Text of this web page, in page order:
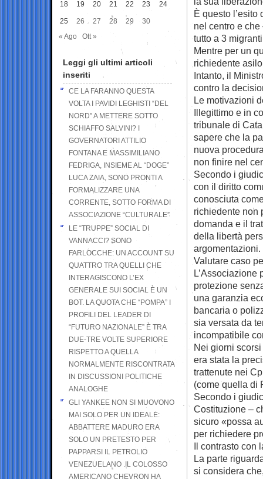
È questo
nel centro e
tutto a 3
Mentre per un
richiedente
Intanto, il
contro la
Le motivazioni
Illegittimo e in
tribunale di
sapere che la
nuova
non finire nel
Secondo i
con il diritto
conosciuta
richiedente non
domanda e il
della libertà
argomentazioni.
Valutare caso
L’Associazione
protezione
una garanzia
bancaria o
sia versata da
incompatibile
Nei giorni
era stata la
trattenute nei
(come quella di
Secondo i
Costituzione –
sicuro «possa
per richiedere
Il contrasto con
La parte
si considera
18 19 20 21 22 23 24
25 26 27 28 29
30
« Ago
Ott »
Leggi gli ultimi articoli
inseriti
CE LA FARANNO QUESTA
VOLTA I PAVIDI LEGHISTI “DEL
NORD” A METTERE SOTTO
SCHIAFFO SALVINI? I
GOVERNATORI ATTILIO
FONTANA E MASSIMILIANO
FEDRIGA, INSIEME AL “DOGE”
LUCA ZAIA, SONO PRONTI A
FORMALIZZARE UNA
CORRENTE, SOTTO FORMA DI
ASSOCIAZIONE “CULTURALE”
LE “TRUPPE” SOCIAL DI
VANNACCI? SONO
FARLOCCHE: UN ACCOUNT SU
QUATTRO TRA QUELLI CHE
INTERAGISCONO L’EX
GENERALE SUI SOCIAL È UN
BOT. LA QUOTA CHE “POMPA” I
PROFILI DEL LEADER DI
“FUTURO NAZIONALE” È TRA
DUE-TRE VOLTE SUPERIORE
RISPETTO A QUELLA
NORMALMENTE RISCONTRATA
IN DISCUSSIONI POLITICHE
ANALOGHE
GLI YANKEE NON SI MUOVONO
MAI SOLO PER UN IDEALE:
ABBATTERE MADURO ERA
SOLO UN PRETESTO PER
PAPPARSI IL PETROLIO
VENEZUELANO .IL COLOSSO
AMERICANO CHEVRON HA